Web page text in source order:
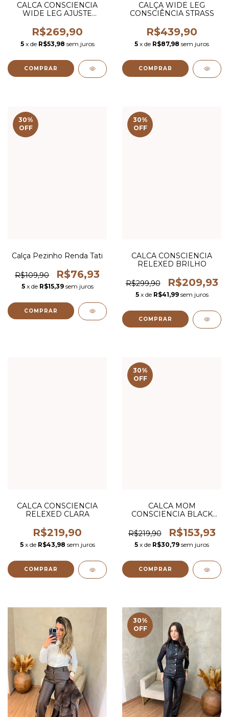
CALCA CONSCIENCIA
WIDE LEG AJUSTE
R$269,90
5 x de R$53,98 sem juros
COMPRAR
CALÇA WIDE LEG
CONSCIÊNCIA STRASS
R$439,90
5 x de R$87,98 sem juros
COMPRAR
30%
OFF
Calça Pezinho Renda Tati
R$109,90 R$76,93
5 x de R$15,39 sem juros
30%
OFF
CALCA CONSCIENCIA
RELEXED BRILHO
R$299,90 R$209,93
5 x de R$41,99 sem juros
COMPRAR
CALCA CONSCIENCIA
RELEXED CLARA
R$219,90
5 x de R$43,98 sem juros
COMPRAR
30%
OFF
CALCA MOM
CONSCIENCIA BLACK
R$219,90
R$153,93
5 x de R$30,79 sem juros
COMPRAR
30%
OFF